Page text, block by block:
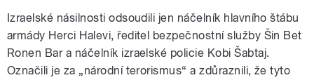
Izraelské násilnosti odsoudili jen náčelník hlavního štábu
armády Herci Halevi, ředitel bezpečnostní služby Šin Bet
Ronen Bar a náčelník izraelské policie Kobi Šabtaj.
Označili je za „národní terorismus“ a zdůraznili, že tyto